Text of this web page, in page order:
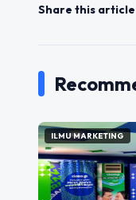
Share this
ILMU MARKETING